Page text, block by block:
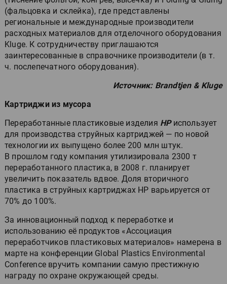
(фальцовка и склейка), где представлены
региональные и международные производители
расходных материалов для отделочного оборудования
Kluge. К сотрудничеству приглашаются
заинтересованные в справочнике производители (в т.
ч. послепечатного оборудования).
Источник: Brandtjen & Kluge
Картриджи из мусора
Переработанные пластиковые изделия HPиспользует
для производства струйных картриджей — по новой
технологии их выпущено более 200 млн штук.
В прошлом году компания утилизировала 2300 т
переработанного пластика, в 2008 г. планирует
увеличить показатель вдвое. Доля вторичного
пластика в струйных картриджах HP варьируется от
70% до 100%.
За инновационный подход к переработке и
использованию её продуктов «Ассоциация
переработчиков пластиковых материалов» намерена в
марте на конференции Global Plastics Environmental
Conference вручить компании самую престижную
награду по охране окружающей среды.